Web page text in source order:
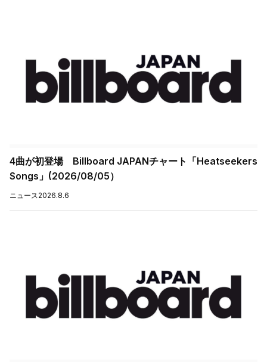
4曲が初登場 Billboard JAPANチャート「Heatseekers
Songs」(2026/08/05）
ニュース 2026.8.6